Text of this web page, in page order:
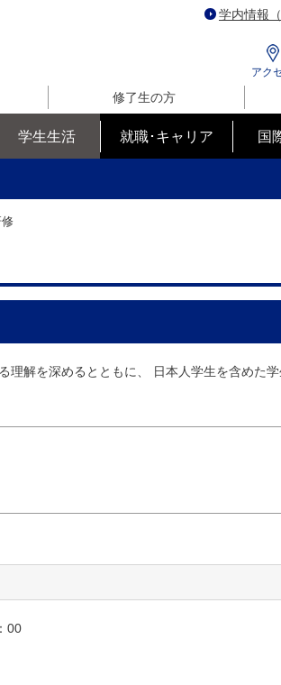
学内情報
アク
修了生の方
学生生活 就職･キャリア 国
理解を深めるとともに、 日本人学生を含めた
00